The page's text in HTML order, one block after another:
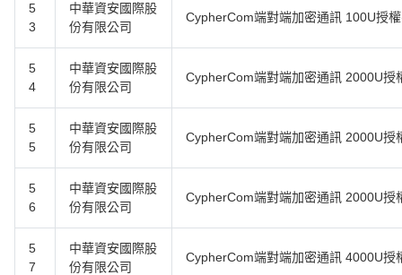
5
3
中華資安國際股
份有限公司
CypherCom端對端加密通訊 100U授
5
4
中華資安國際股
份有限公司
CypherCom端對端加密通訊 2000U授
5
5
中華資安國際股
份有限公司
CypherCom端對端加密通訊 2000U授
5
6
中華資安國際股
份有限公司
CypherCom端對端加密通訊 2000U授
5
7
中華資安國際股
份有限公司
CypherCom端對端加密通訊 4000U授